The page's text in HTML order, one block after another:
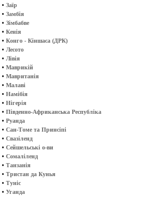
• Заїр
• Замбія
• Зімбабве
• Кенія
• Конго - Кіншаса (ДРК)
• Лесото
• Лівія
• Маврикій
• Мавританія
• Малаві
• Намібія
• Нігерія
• Південно-Африканська Республіка
• Руанда
• Сан-Томе та Принсіпі
• Свазіленд
• Сейшельські о-ви
• Сомаліленд
• Танзанія
• Тристан да Кунья
• Туніс
• Уганда